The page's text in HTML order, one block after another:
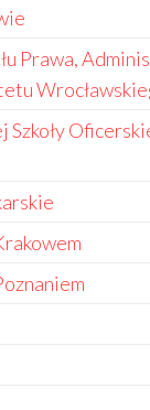
Prawa,
Szkoły